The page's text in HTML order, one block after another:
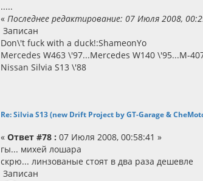
.....
« Последнее редактирование: 07 Июля 2008,
Записан
Don\'t fuck with a duck!:ShameonYo
Mercedes W463 \'97...Mercedes W140 \'95...M-
Nissan Silvia S13 \'88
Re: Silvia S13 (new Drift Project by GT-Garage &
« Ответ #78 : 07 Июля 2008, 00:58:41 »
гы... михей лошара
скрю... линзованые стоят в два раза дешевле
Записан